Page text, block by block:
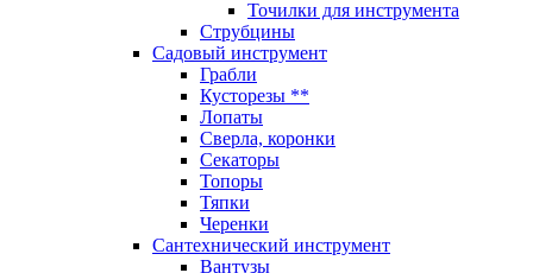
Точилки для инструмента
Струбцины
Садовый инструмент
Грабли
Кусторезы **
Лопаты
Сверла, коронки
Секаторы
Топоры
Тяпки
Черенки
Сантехнический инструмент
Вантузы